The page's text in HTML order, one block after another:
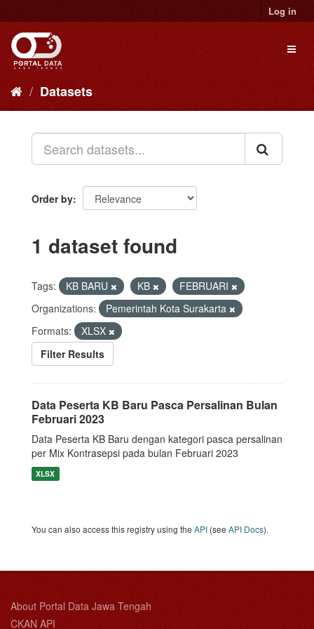
to
content
Log in
Datasets
Order by
1 dataset found
Tags: KB BARU KB
FEBRUARI
Organizations:
Pemerintah Kota Surakarta
Formats:
XLSX
Filter Results
Data Peserta KB Baru Pasca Persalinan Bulan
Februari 2023
Data Peserta KB Baru dengan kategori pasca persalinan
per Mix Kontrasepsi pada bulan Februari 2023
XLSX
You can also access this registry using the API (see API Docs).
About Portal Data Jawa Tengah
CKAN API